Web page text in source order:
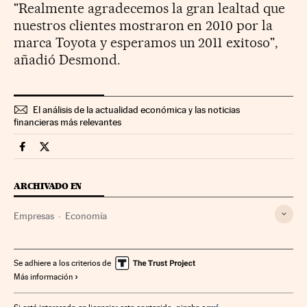
"Realmente agradecemos la gran lealtad que
nuestros clientes mostraron en 2010 por la
marca Toyota y esperamos un 2011 exitoso",
añadió Desmond.
El análisis de la actualidad económica y las noticias
financieras más relevantes
Companias Cinco Días en Facebook
Companias Cinco Días en Twitter
ARCHIVADO EN
Empresas Economía
Se adhiere a los criterios de
Más información